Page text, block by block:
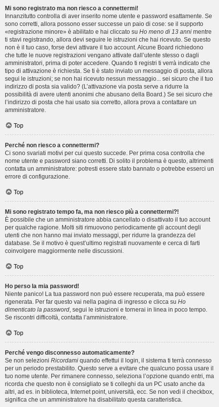
Mi sono registrato ma non riesco a connettermi!
Innanzitutto controlla di aver inserito nome utente e password esattamente. Se
sono corretti, allora possono esser successe un paio di cose: se il supporto
«registrazione minore» è abilitato e hai cliccato su Ho meno di 13 anni mentre
ti stavi registrando, allora devi seguire le istruzioni che hai ricevuto. Se questo
non è il tuo caso, forse devi attivare il tuo account. Alcune Board richiedono
che tutte le nuove registrazioni vengano attivate dall’utente stesso o dagli
amministratori, prima di poter accedere. Quando ti registri ti verrà indicato che
tipo di attivazione è richiesta. Se ti è stato inviato un messaggio di posta, allora
segui le istruzioni; se non hai ricevuto nessun messaggio... sei sicuro che il tuo
indirizzo di posta sia valido? (L’attivazione via posta serve a ridurre la
possibilità di avere utenti anonimi che abusano della Board.) Se sei sicuro che
l’indirizzo di posta che hai usato sia corretto, allora prova a contattare un
amministratore.
Top
Perché non riesco a connettermi?
Ci sono svariati motivi per cui questo succede. Per prima cosa controlla che
nome utente e password siano corretti. Di solito il problema è questo, altrimenti
contatta un amministratore: potresti essere stato bannato o potrebbe esserci un
errore di configurazione.
Top
Mi sono registrato tempo fa, ma non riesco più a connettermi?!
È possibile che un amministratore abbia cancellato o disattivato il tuo account
per qualche ragione. Molti siti rimuovono periodicamente gli account degli
utenti che non hanno mai inviato messaggi, per ridurre la grandezza del
database. Se il motivo è quest’ultimo registrati nuovamente e cerca di farti
coinvolgere maggiormente nelle discussioni.
Top
Ho perso la mia password!
Niente panico! La tua password non può essere recuperata, ma può essere
rigenerata. Per far questo vai nella pagina di ingresso e clicca su Ho
dimenticato la password, segui le istruzioni e tornerai in linea in poco tempo.
Se riscontri difficoltà, contatta l’amministratore.
Top
Perché vengo disconnesso automaticamente?
Se non selezioni Ricordami quando effettui il login, il sistema ti terrà connesso
per un periodo prestabilito. Questo serve a evitare che qualcuno possa usare il
tuo nome utente. Per rimanere connesso, seleziona l’opzione quando entri, ma
ricorda che questo non è consigliato se ti colleghi da un PC usato anche da
altri, ad es. in biblioteca, Internet point, università, ecc. Se non vedi il checkbox,
significa che un amministratore ha disabilitato questa caratteristica.